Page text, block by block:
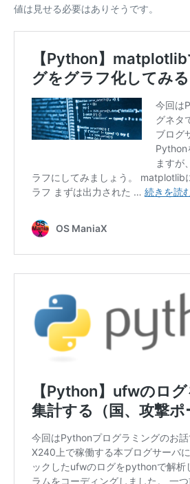
値は見せる必要はありそうです。